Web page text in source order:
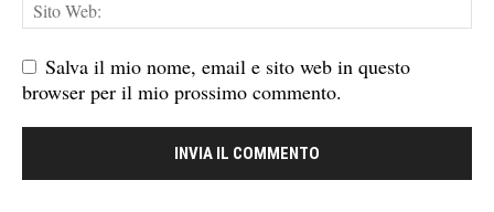
Salva il mio nome, email e sito web in questo
browser per il mio prossimo commento.